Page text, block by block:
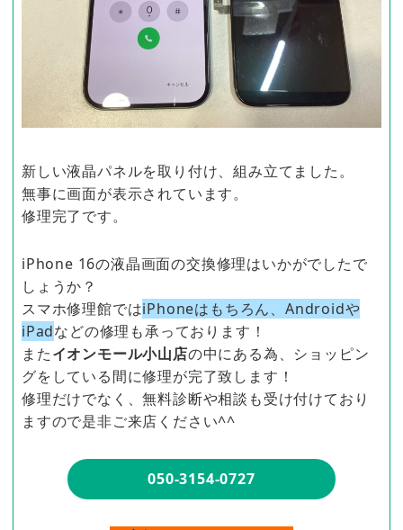
新しい液晶パネルを取り付け、組み立てました。
無事に画面が表示されています。
修理完了です。
iPhone 16の液晶画面の交換修理はいかがでしたで
しょうか？
スマホ修理館ではiPhoneはもちろん、Androidや
iPadなどの修理も承っております！
またイオンモール小山店の中にある為、ショッピン
グをしている間に修理が完了致します！
修理だけでなく、無料診断や相談も受け付けており
ますので是非ご来店ください^^
050-3154-0727